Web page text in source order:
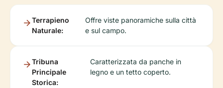
Terrapieno
Naturale:
Offre viste panoramiche sulla città
e sul campo.
Tribuna
Principale
Storica:
Caratterizzata da panche in
legno e un tetto coperto.